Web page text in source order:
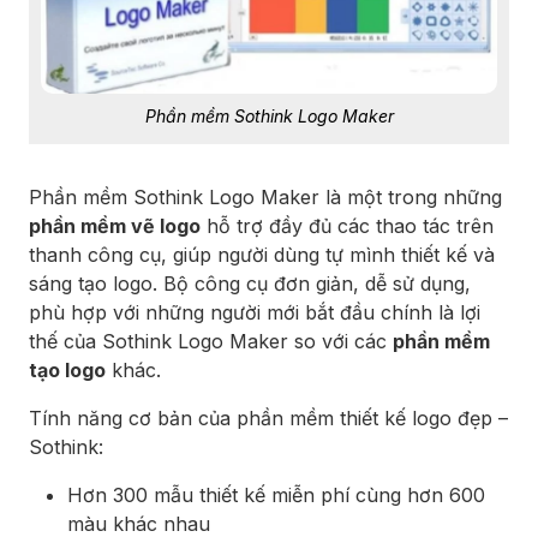
Phần mềm Sothink Logo Maker
Phần mềm Sothink Logo Maker là một trong những
phần mềm vẽ logo hỗ trợ đầy đủ các thao tác trên
thanh công cụ, giúp người dùng tự mình thiết kế và
sáng tạo logo. Bộ công cụ đơn giản, dễ sử dụng,
phù hợp với những người mới bắt đầu chính là lợi
thế của Sothink Logo Maker so với các phần mềm
tạo logo khác.
Tính năng cơ bản của phần mềm thiết kế logo đẹp –
Sothink:
Hơn 300 mẫu thiết kế miễn phí cùng hơn 600
màu khác nhau